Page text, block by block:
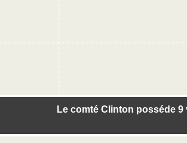
Le comté Clinton posséde 9